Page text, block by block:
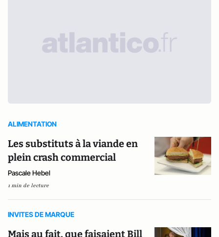
ALIMENTATION
Les substituts à la viande en
plein crash commercial
Pascale Hebel
1 min de lecture
INVITES DE MARQUE
Mais au fait, que faisaient Bill